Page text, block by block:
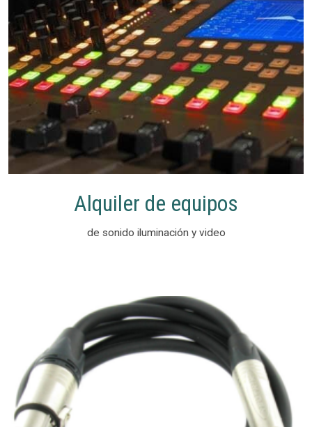
Alquiler de equipos
de sonido iluminación y video